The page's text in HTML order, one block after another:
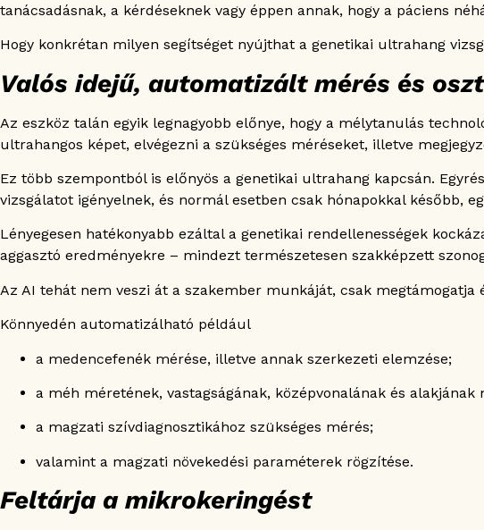
tanácsadásnak, a kérdéseknek vagy éppen annak, hogy a páciens
Hogy konkrétan milyen segítséget nyújthat a genetikai ultrahang
Valós idejű, automatizált mérés és
Az eszköz talán egyik legnagyobb előnye, hogy a mélytanulás
ultrahangos képet, elvégezni a szükséges méréseket, illetve
Ez több szempontból is előnyös a genetikai ultrahang kapcsán.
vizsgálatot igényelnek, és normál esetben csak hónapokkal később,
Lényegesen hatékonyabb ezáltal a genetikai rendellenességek
aggasztó eredményekre – mindezt természetesen szakképzett
Az AI tehát nem veszi át a szakember munkáját, csak megtámogatja
Könnyedén automatizálható például
a medencefenék mérése, illetve annak szerkezeti elemzése;
a méh méretének, vastagságának, középvonalának és alakjának
a magzati szívdiagnosztikához szükséges mérés;
valamint a magzati növekedési paraméterek rögzítése.
Feltárja a mikrokeringést